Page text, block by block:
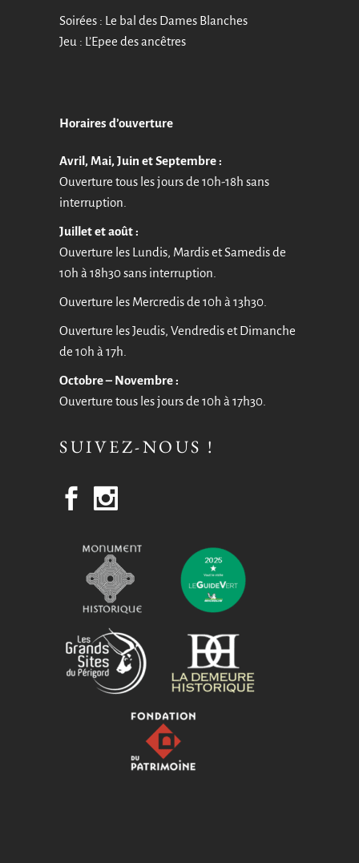
Soirées : Le bal des Dames Blanches
Jeu : L’Epee des ancêtres
Horaires d’ouverture
Avril, Mai, Juin et Septembre :
Ouverture tous les jours de 10h-18h sans
interruption.
Juillet et août :
Ouverture les Lundis, Mardis et Samedis de
10h à 18h30 sans interruption.
Ouverture les Mercredis de 10h à 13h30.
Ouverture les Jeudis, Vendredis et Dimanche
de 10h à 17h.
Octobre – Novembre :
Ouverture tous les jours de 10h à 17h30.
SUIVEZ-NOUS !